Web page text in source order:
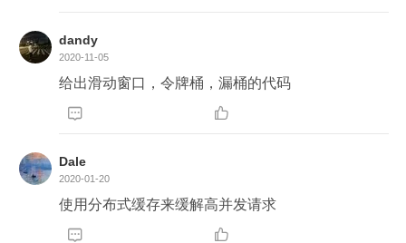
dandy
2020-11-05
给出滑动窗口，令牌桶，漏桶的代码
 
Dale
2020-01-20
使用分布式缓存来缓解高并发请求
 